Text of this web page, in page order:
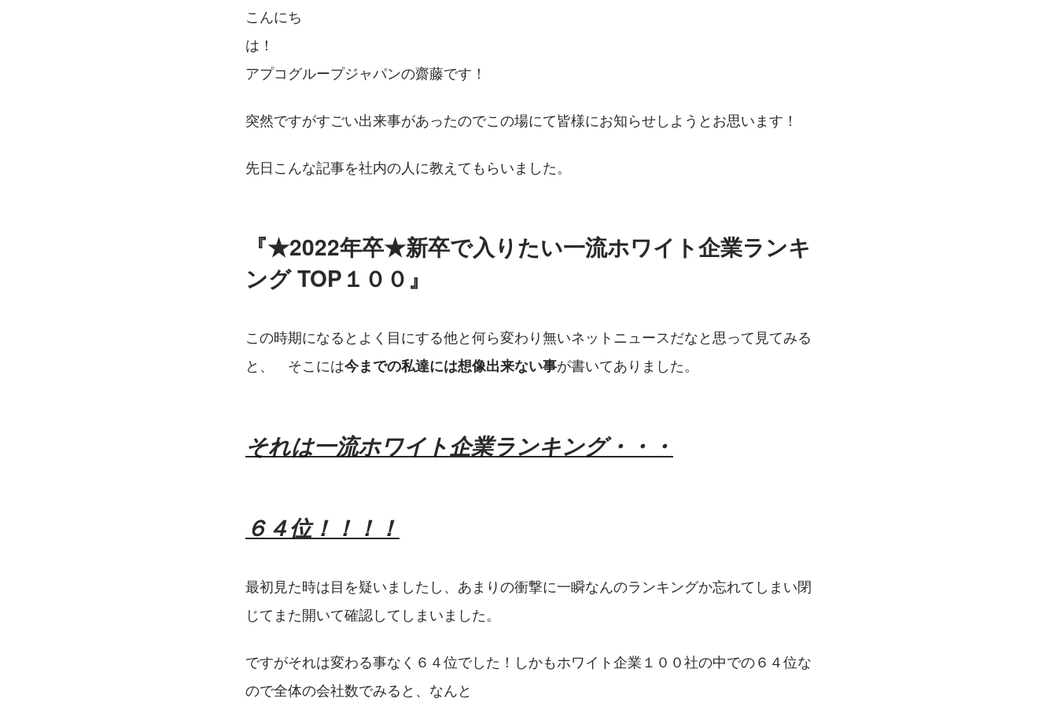
こんにち
は！
アプコグループジャパンの齋藤です！
突然ですがすごい出来事があったのでこの場にて皆様にお知らせしようとお思います！
先日こんな記事を社内の人に教えてもらいました。
『★2022年卒★新卒で入りたい一流ホワイト企業ランキ
ング TOP１００』
この時期になるとよく目にする他と何ら変わり無いネットニュースだなと思って見てみる
と、　そこには今までの私達には想像出来ない事が書いてありました。
それは一流ホワイト企業ランキング・・・
６４位！！！！
最初見た時は目を疑いましたし、あまりの衝撃に一瞬なんのランキングか忘れてしまい閉
じてまた開いて確認してしまいました。
ですがそれは変わる事なく６４位でした！しかもホワイト企業１００社の中での６４位な
ので全体の会社数でみると、なんと